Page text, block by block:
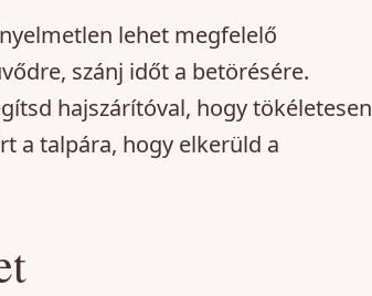
lehet megfelelő
szánj időt a betörésére.
hajszárítóval, hogy tökéletesen
a talpára, hogy elkerüld a